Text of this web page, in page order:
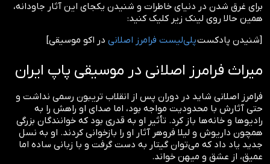
برای غرق شدن در دنیای خاطرات و شنیدن یکجای این آثار جاودانه،
همین حالا روی لینک زیر کلیک کنید:
[شنیدن پادکستپلی‌لیست فرامرز اصلانی در اکو موسیقی]
میراث فرامرز اصلانی در موسیقی پاپ ایران
فرامرز اصلانی شاید در دوران پس از انقلاب تریبون رسمی نداشت و
حتی آثارش با محدودیت مواجه بود، اما صدای او راهش را به
رادیوها و خانه‌ها باز کرد. تأثیر او به قدری بود که خوانندگان بزرگی
همچون داریوش و‌ لیلا فروهر آثار او را بازخوانی کردند. او به نسل
جدید یاد داد که می‌توان گیتار به دست گرفت و با زبانی ساده اما
عمیق، از عشق و میهن خواند.